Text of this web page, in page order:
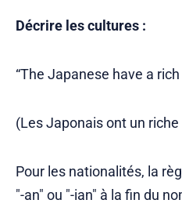
Décrire les cultures :
“The Japanese have a
(Les Japonais ont un
Pour les nationalités, la
"-an" ou "-ian" à la fin du